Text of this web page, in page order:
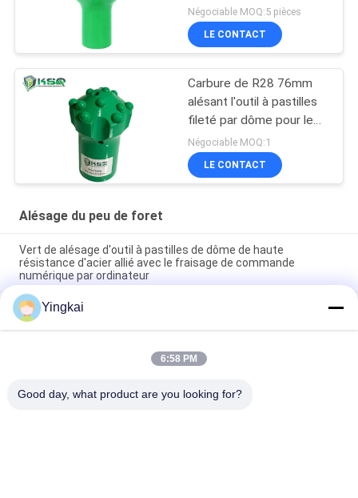
rock d'exploitation et de
tunnel
Négociable MOQ:5 pièces
LE CONTACT
Carbure de R28 76mm
alésant l'outil à pastilles
fileté par dôme pour le
forage de roche
Négociable MOQ:1
LE CONTACT
Alésage du peu de foret
Vert de alésage d'outil à pastilles de dôme de haute
résistance d'acier allié avec le fraisage de commande
numérique par ordinateur
Exploitation de alésage de perçage d'un tunnel de commande
numérique par ordinateur de peu de foret de pierre de peu de
foret R28 extrayant la construction
4" 5" forage de roche de alésage de peu de foret du dôme T38
Yingkai
6:58 PM
Good day, what product are you looking for?